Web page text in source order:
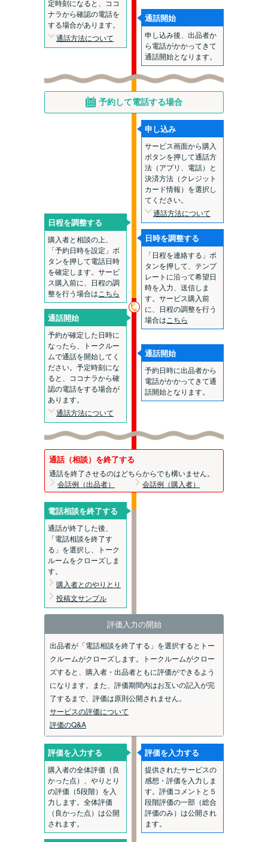
定時刻になると、ココ
ナラから確認の電話を
する場合があります。
通話方法について
通話開始
申し込み後、出品者か
ら電話がかかってきて
通話開始となります。
日程を調整する
購入者と相談の上、
「予約日時を設定」ボ
タンを押して電話日時
を確定します。サービ
ス購入前に、日程の調
整を行う場合は こちら
通話開始
予約が確定した日時に
なったら、トークルー
ムで通話を開始してく
ださい。予定時刻にな
ると、ココナラから確
認の電話をする場合が
あります。
通話方法について
予約して電話する場合
申し込み
サービス画面から購入
ボタンを押して通話方
法（アプリ、電話）と
決済方法（クレジット
カード情報）を選択し
てください。
通話方法について
日時を調整する
「日程を連絡する」ボ
タンを押して、テンプ
レートに沿って希望日
時を入力、送信しま
す。サービス購入前
に、日程の調整を行う
場合は こちら
通話開始
予約日時に出品者から
電話がかかってきて通
話開始となります。
電話相談を終了する
通話が終了した後、
「電話相談を終了す
る」を選択し、トーク
ルームをクローズしま
す。
購入者とのやりとり
投稿文サンプル
通話（相談）を終了する
通話を終了させるのはどちらからでも構いません。
会話例（出品者）
会話例（購入者）
評価を入力する
購入者の全体評価（良
かった点）、やりとり
の評価（5段階）を入
力します。全体評価
（良かった点）は公開
されます。
評価入力の開始
出品者が「電話相談を終了する」を選択するとトー
クルームがクローズします。トークルームがクロー
ズすると、購入者・出品者ともに評価ができるよう
になります。また、評価期間内はお互いの記入が完
了するまで、評価は原則公開されません。
サービスの評価について
評価のQ&A
評価を入力する
提供されたサービスの
感想・評価を入力しま
す。評価コメントと５
段階評価の一部（総合
評価のみ）は公開され
ます。